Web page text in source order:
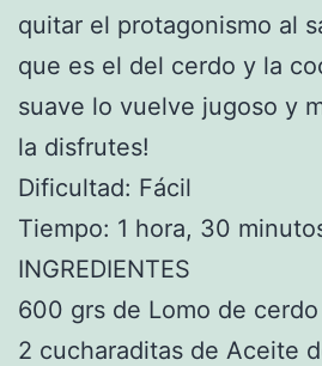
quitar el protagonismo al
que es el del cerdo y la
suave lo vuelve jugoso y
la disfrutes!
Dificultad: Fácil
Tiempo: 1 hora, 30
INGREDIENTES
600 grs de Lomo de
2 cucharaditas de Aceite